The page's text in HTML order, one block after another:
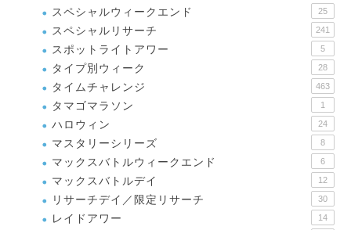
スペシャルウィークエンド 25
スペシャルリサーチ 241
スポットライトアワー 5
タイプ別ウィーク 28
タイムチャレンジ 463
タマゴマラソン 1
ハロウィン 24
マスタリーシリーズ 8
マックスバトルウィークエンド 6
マックスバトルデイ 12
リサーチデイ／限定リサーチ 30
レイドアワー 14